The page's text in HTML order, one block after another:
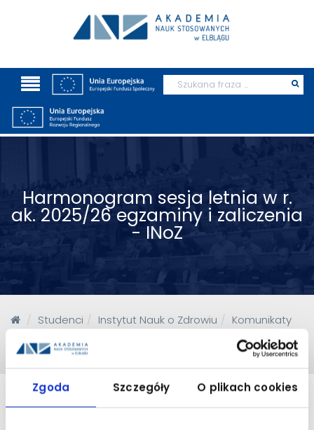
Zgoda Szczegóły O plikach cookies
Wyszukaj
Harmonogram sesja letnia w r.
ak. 2025/26 egzaminy i zaliczenia
- INoZ
Studenci Instytut Nauk o Zdrowiu
Komunikaty
zaliczenia - INoZ